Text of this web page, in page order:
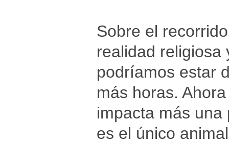
Sobre el
realidad religiosa
podríamos estar
más horas.
impacta más
es el único